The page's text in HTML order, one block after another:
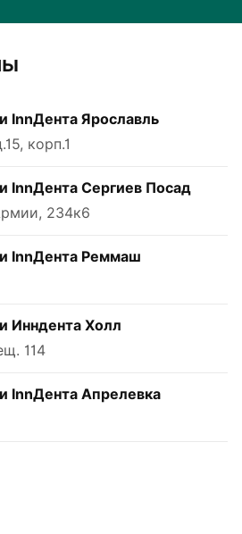
InnДента Ярославль
корп.1
InnДента Сергиев Посад
234к6
InnДента Реммаш
Инндента Холл
114
InnДента Апрелевка